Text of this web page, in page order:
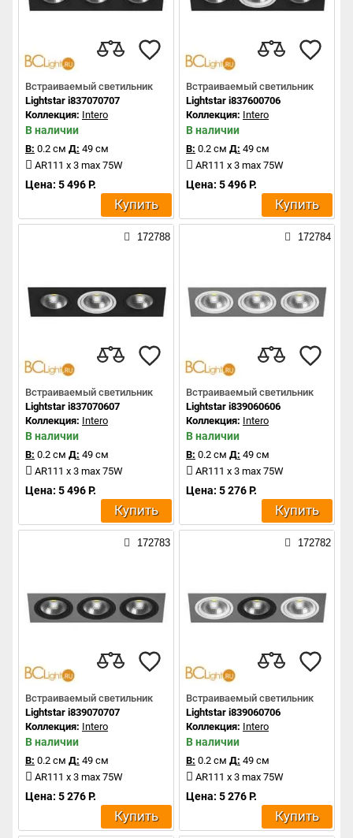
Встраиваемый светильник
Lightstar i837070707
Коллекция: Intero
В наличии
В: 0.2 см Д: 49 см
AR111 x 3 max 75W
Цена: 5 496 Р.
Купить
Встраиваемый светильник
Lightstar i837600706
Коллекция: Intero
В наличии
В: 0.2 см Д: 49 см
AR111 x 3 max 75W
Цена: 5 496 Р.
Купить
172788
Встраиваемый светильник
Lightstar i837070607
Коллекция: Intero
В наличии
В: 0.2 см Д: 49 см
AR111 x 3 max 75W
Цена: 5 496 Р.
Купить
172784
Встраиваемый светильник
Lightstar i839060606
Коллекция: Intero
В наличии
В: 0.2 см Д: 49 см
AR111 x 3 max 75W
Цена: 5 276 Р.
Купить
172783
Встраиваемый светильник
Lightstar i839070707
Коллекция: Intero
В наличии
В: 0.2 см Д: 49 см
AR111 x 3 max 75W
Цена: 5 276 Р.
Купить
172782
Встраиваемый светильник
Lightstar i839060706
Коллекция: Intero
В наличии
В: 0.2 см Д: 49 см
AR111 x 3 max 75W
Цена: 5 276 Р.
Купить